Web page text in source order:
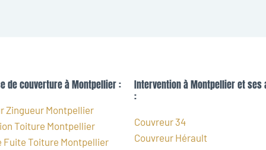
de couverture à Montpellier :
Zingueur Montpellier
Toiture Montpellier
Fuite Toiture Montpellier
Intervention à Montpellier et ses
:
Couvreur 34
Couvreur Hérault